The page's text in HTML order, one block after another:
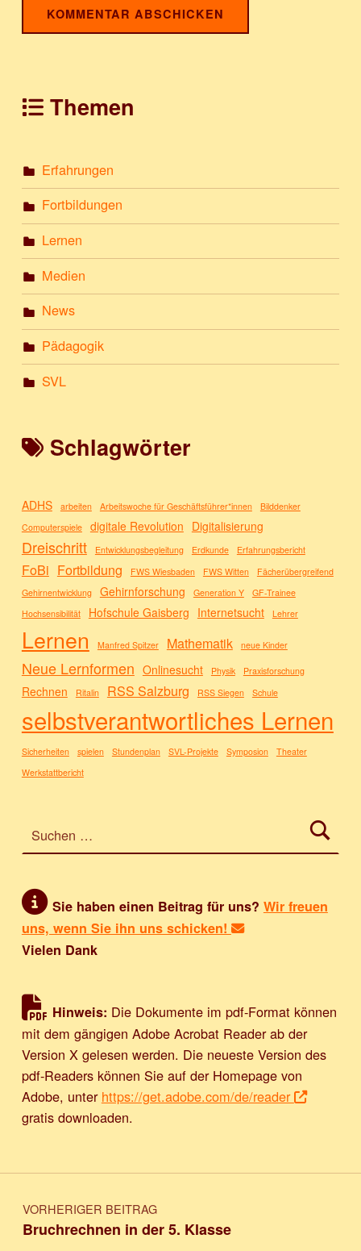
Themen
Erfahrungen
Fortbildungen
Lernen
Medien
News
Pädagogik
SVL
Schlagwörter
ADHS arbeiten Arbeitswoche für Geschäftsführer*innen
Bilddenker
Computerspiele
digitale Revolution Digitalisierung
Dreischritt Entwicklungsbegleitung Erdkunde Erfahrungsbericht
FoBi Fortbildung FWS Wiesbaden FWS Witten
Fächerübergreifend
Gehirnentwicklung
Gehirnforschung Generation Y
GF-Trainee
Hochsensibilität
Hofschule Gaisberg Internetsucht Lehrer
Lernen Manfred Spitzer Mathematik neue Kinder
Neue Lernformen Onlinesucht Physik Praxisforschung
Rechnen Ritalin RSS Salzburg RSS Siegen Schule
selbstverantwortliches Lernen
Sicherheiten spielen Stundenplan SVL-Projekte Symposion
Theater
Werkstattbericht
Sie haben einen Beitrag für uns? Wir freuen
uns, wenn Sie ihn uns schicken!
Vielen Dank
Hinweis: Die Dokumente im pdf-Format können
mit dem gängigen Adobe Acrobat Reader ab der
Version X gelesen werden. Die neueste Version des
pdf-Readers können Sie auf der Homepage von
Adobe, unter https://get.adobe.com/de/reader
gratis downloaden.
Beitragsnavigation
VORHERIGER BEITRAG
Bruchrechnen in der 5. Klasse